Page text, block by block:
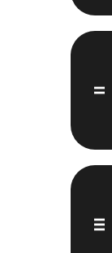
II
III